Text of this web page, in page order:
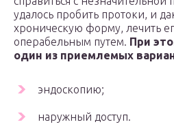
удалось пробить протоки, и
хроническую форму, лечить
операбельным путем. При
один из приемлемых
эндоскопию;
наружный доступ.